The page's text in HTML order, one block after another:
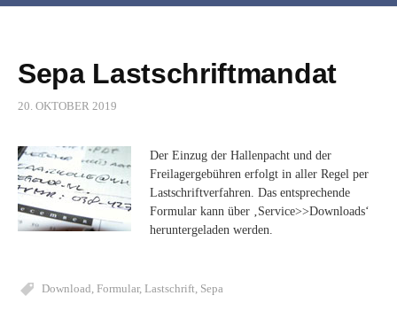
Sepa Lastschriftmandat
20. OKTOBER 2019
Der Einzug der Hallenpacht und der
Freilagergebühren erfolgt in aller Regel per
Lastschriftverfahren. Das entsprechende
Formular kann über ‚Service>>Downloads‘
heruntergeladen werden.
Download, Formular, Lastschrift, Sepa